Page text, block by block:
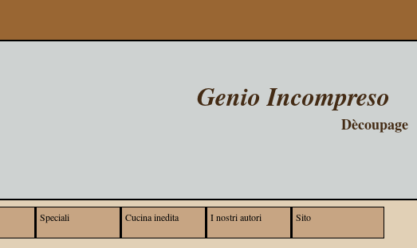
Genio Incompreso
Dècoupage
Speciali Cucina inedita I nostri autori Sito